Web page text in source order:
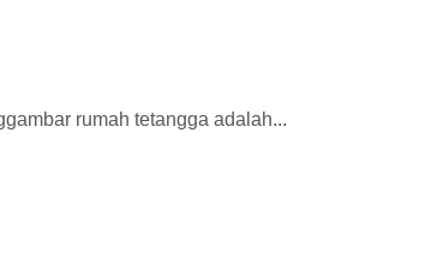
rumah tetangga adalah...